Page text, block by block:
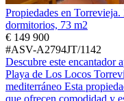
Propiedades en
dormitorios, 73 m2
€ 149 900
#ASV-A2794JT/1142
Descubre este encantador
Playa de Los Locos
mediterráneo Esta